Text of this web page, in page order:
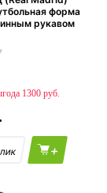
форма
рукавом
1300
+